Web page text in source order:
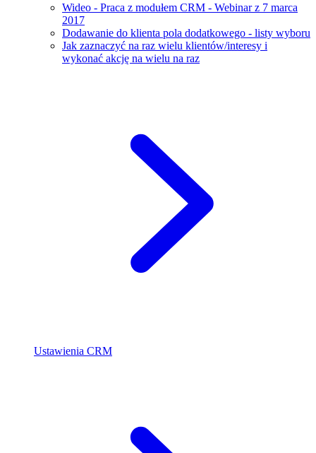
Wideo - Praca z modułem CRM - Webinar z 7 marca
2017
Dodawanie do klienta pola dodatkowego - listy wyboru
Jak zaznaczyć na raz wielu klientów/interesy i
wykonać akcję na wielu na raz
Ustawienia CRM